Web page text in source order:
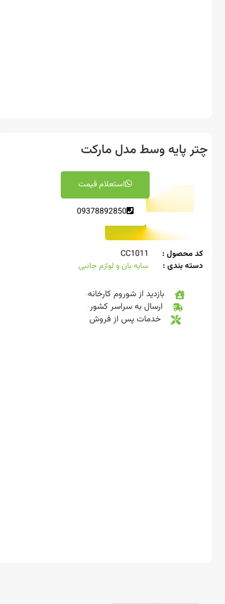
پایه وسط مدل مارکت
استعلام قیمت
09378892850
محصول :
CC1011
بندی :
سایه بان و لوازم جانبی
بازدید از شوروم کارخانه
ارسال به سراسر کشور
خدمات پس از فروش